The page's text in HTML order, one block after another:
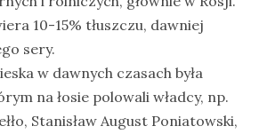
10-15% tłuszczu, dawniej
sery.
w dawnych czasach była
na łosie polowali władcy, np.
Stanisław August Poniatowski,